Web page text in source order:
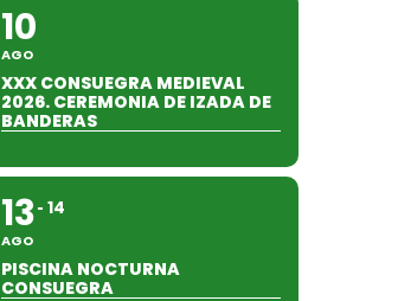
10
AGO
XXX CONSUEGRA MEDIEVAL
2026. CEREMONIA DE IZADA DE
BANDERAS
13
AGO
14
PISCINA NOCTURNA
CONSUEGRA